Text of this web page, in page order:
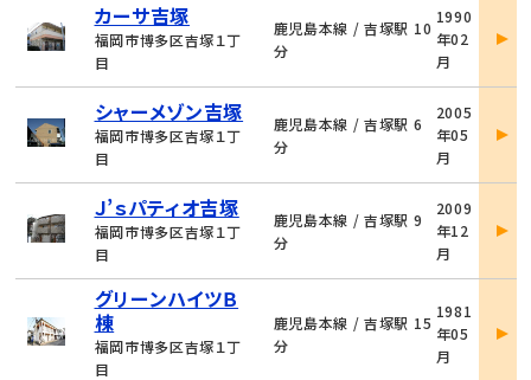
カーサ吉塚
福岡市博多区吉塚１丁
目
鹿児島本線 / 吉塚駅 10
分
1990
年02
月
詳
シャーメゾン吉塚
福岡市博多区吉塚１丁
目
鹿児島本線 / 吉塚駅 6
分
2005
年05
月
詳
Ｊ’ｓパティオ吉塚
福岡市博多区吉塚１丁
目
鹿児島本線 / 吉塚駅 9
分
2009
年12
月
詳
グリーンハイツＢ
棟
福岡市博多区吉塚１丁
目
鹿児島本線 / 吉塚駅 15
分
1981
年05
月
詳